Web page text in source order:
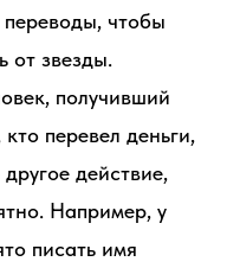
чтобы
от звезды.
получивший
перевел деньги,
действие,
Например, у
писать имя